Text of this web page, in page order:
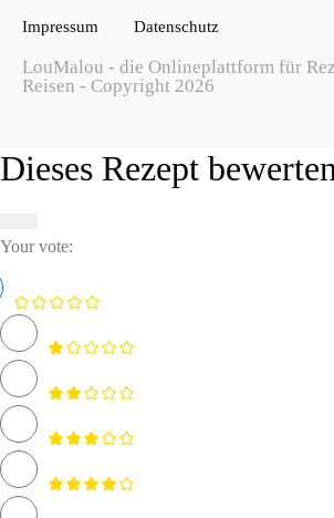
Impressum Datenschutz
LouMalou - die Onlineplattform für
Reisen - Copyright 2026
Dieses Rezept bewerten
Your vote: